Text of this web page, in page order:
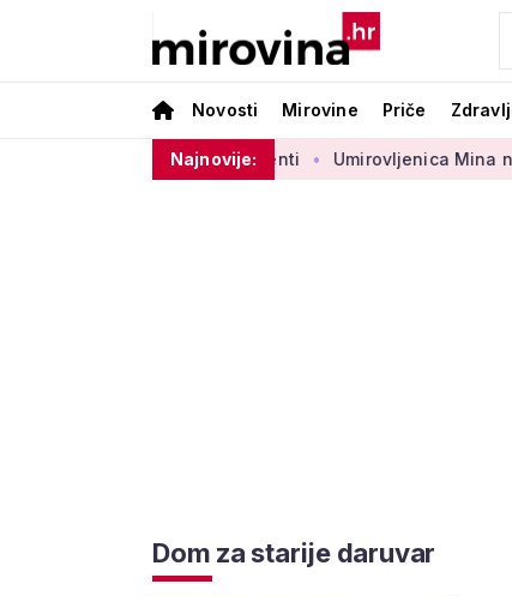
Novosti Mirovine Priče
Najnovije:
sektora 50 centi Umirovljenica Mina na tržnici
Dom za starije daruvar